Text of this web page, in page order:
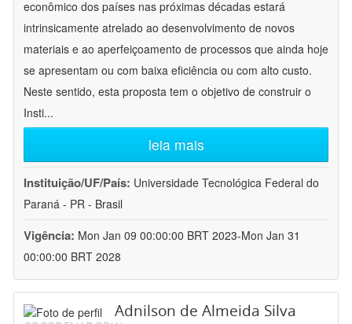
econômico dos países nas próximas décadas estará
intrinsicamente atrelado ao desenvolvimento de novos
materiais e ao aperfeiçoamento de processos que ainda hoje
se apresentam ou com baixa eficiência ou com alto custo.
Neste sentido, esta proposta tem o objetivo de construir o
Insti...
leia mais
Instituição/UF/País: Universidade Tecnológica Federal do
Paraná - PR - Brasil
Vigência: Mon Jan 09 00:00:00 BRT 2023-Mon Jan 31
00:00:00 BRT 2028
Adnilson de Almeida Silva